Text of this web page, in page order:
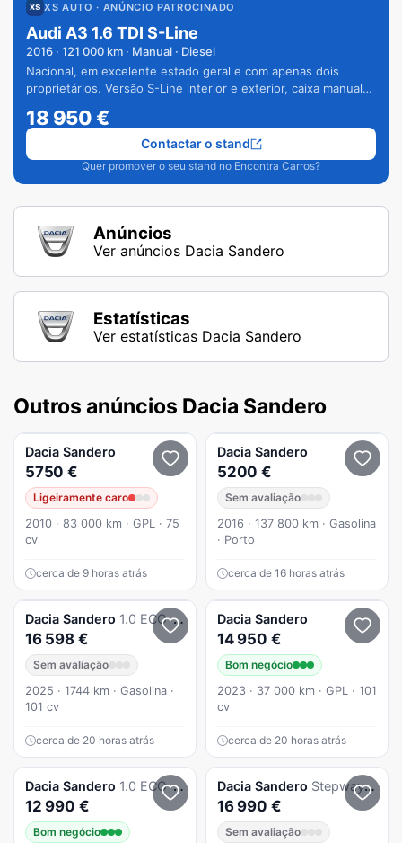
XS AUTO · ANÚNCIO PATROCINADO
Audi A3 1.6 TDI S-Line
2016 · 121 000 km · Manual · Diesel
Nacional, em excelente estado geral e com apenas dois
proprietários. Versão S-Line interior e exterior, caixa manual
18 950€
Quer promover o seu stand no Encontra Carros?
Contactar o stand
Anúncios
Ver anúncios Dacia Sandero
Estatísticas
Ver estatísticas Dacia Sandero
Outros anúncios Dacia Sandero
Dacia Sandero
5750 €
Ligeiramente caro
2010 · 83 000 km · GPL · 75
cv
cerca de 9 horas atrás
Dacia Sandero
5200 €
Sem avaliação
2016 · 137 800 km · Gasolina
· Porto
cerca de 16 horas atrás
Dacia Sandero 1.0 ECO-G Essential Bi-Fuel
16 598 €
Sem avaliação
2025 · 1744 km · Gasolina ·
101 cv
cerca de 20 horas atrás
Dacia Sandero
14 950 €
Bom negócio
2023 · 37 000 km · GPL · 101
cv
cerca de 20 horas atrás
Dacia Sandero 1.0 ECO-G Stepway Bi-Fuel
12 990 €
Bom negócio
Dacia Sandero Stepway TCe 90 CVT Comfort
16 990 €
Sem avaliação